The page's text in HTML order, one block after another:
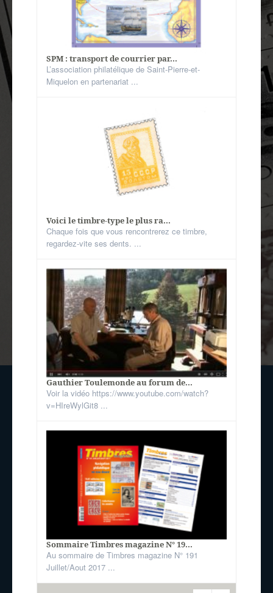
SPM : transport de courrier par...
L’association philatélique de Saint-Pierre-et-
Miquelon en partenariat ...
Voici le timbre-type le plus ra...
Chaque fois que vous rencontrerez ce timbre,
regardez-vite ses dents. ...
Gauthier Toulemonde au forum de...
Voir la vidéo https://www.youtube.com/watch?
v=HIreWylGit8 ...
Sommaire Timbres magazine N° 19...
Au sommaire de Timbres magazine N° 191
Juillet/Aout 2017 ...